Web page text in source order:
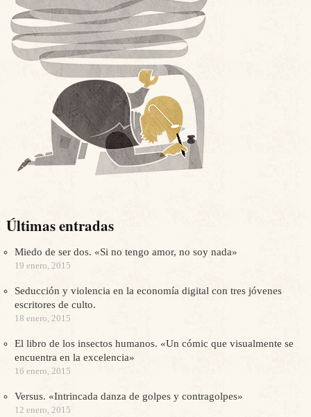
Últimas entradas
Miedo de ser dos. «Si no tengo amor, no soy nada»
19 enero, 2015
Seducción y violencia en la economía digital con tres jóvenes
escritores de culto.
18 enero, 2015
El libro de los insectos humanos. «Un cómic que visualmente se
encuentra en la excelencia»
16 enero, 2015
Versus. «Intrincada danza de golpes y contragolpes»
12 enero, 2015